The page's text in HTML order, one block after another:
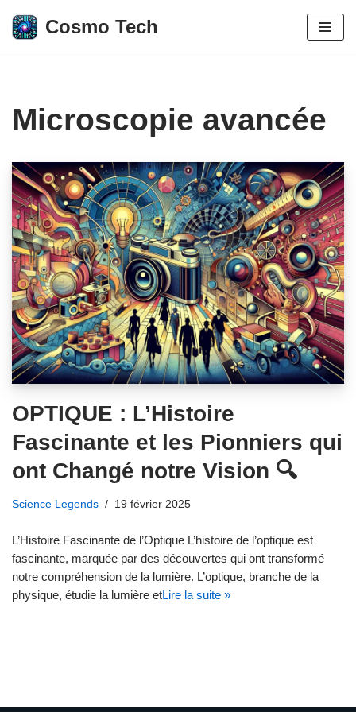
Aller
Cosmo Tech
Microscopie avancée
OPTIQUE : L’Histoire
Fascinante et les Pionniers qui
ont Changé notre Vision 🔍
Science Legends 19 février 2025
L’Histoire Fascinante de l’Optique L’histoire de l’optique est
fascinante, marquée par des découvertes qui ont transformé
notre compréhension de la lumière. L’optique, branche de la
physique, étudie la lumière etLire la suite »